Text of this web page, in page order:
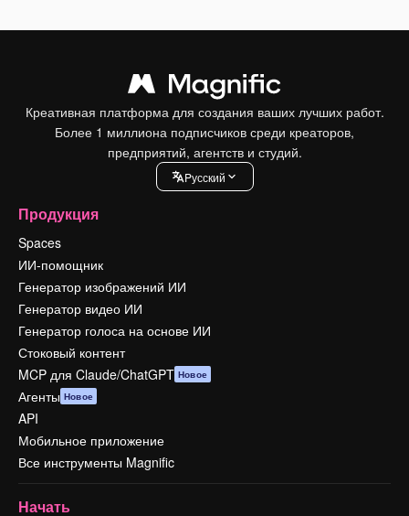
Креативная платформа для создания ваших лучших работ.
Более 1 миллиона подписчиков среди креаторов,
предприятий, агентств и студий.
Pусский
Продукция
Spaces
ИИ-помощник
Генератор изображений ИИ
Генератор видео ИИ
Генератор голоса на основе ИИ
Стоковый контент
MCP для Claude/ChatGPT Новое
Агенты Новое
API
Мобильное приложение
Все инструменты Magnific
Начать